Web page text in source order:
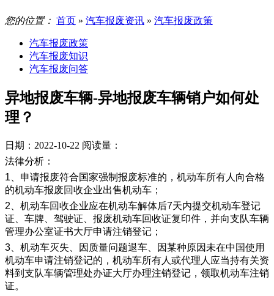
您的位置： 首页 » 汽车报废资讯 » 汽车报废政策
汽车报废政策
汽车报废知识
汽车报废问答
异地报废车辆-异地报废车辆销户如何处
理？
日期：2022-10-22 阅读量：
法律分析：
1、申请报废符合国家强制报废标准的，机动车所有人向合格
的机动车报废回收企业出售机动车；
2、机动车回收企业应在机动车解体后7天内提交机动车登记
证、车牌、驾驶证、报废机动车回收证复印件，并向支队车辆
管理办公室证书大厅申请注销登记；
3、机动车灭失、因质量问题退车、因某种原因未在中国使用
机动车申请注销登记的，机动车所有人或代理人应当持有关资
料到支队车辆管理处办证大厅办理注销登记，领取机动车注销
证。